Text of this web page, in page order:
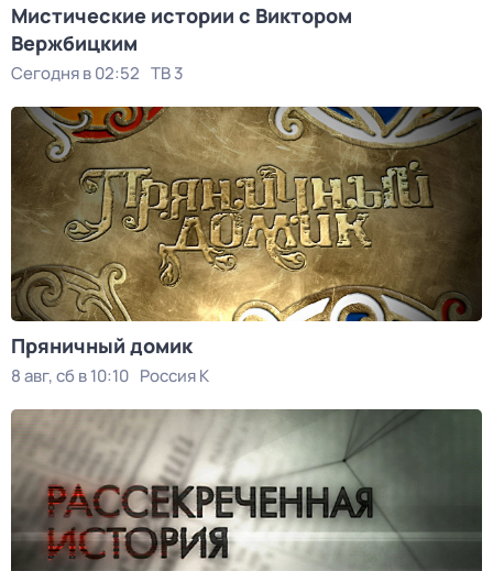
Мистические истории с Виктором
Вержбицким
Сегодня в 02:52 ТВ 3
Пряничный домик
8 авг, сб в 10:10 Россия К